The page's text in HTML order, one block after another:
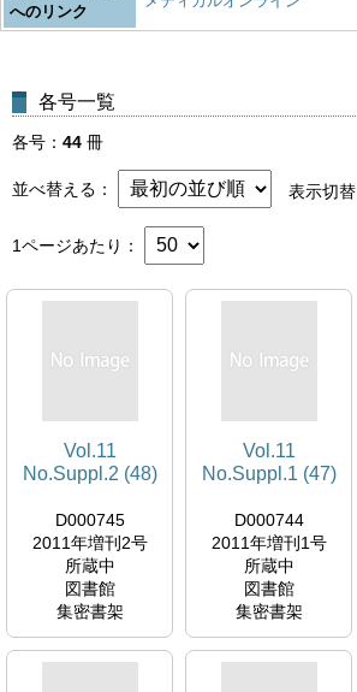
へのリンク
各号一覧
各号 44 冊
並べ替える 表示切替
1ページあたり
Vol.11
No.Suppl.2 (48)
D000745
2011年増刊2号
所蔵中
図書館
集密書架
Vol.11
No.Suppl.1 (47)
D000744
2011年増刊1号
所蔵中
図書館
集密書架